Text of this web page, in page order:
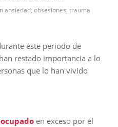
ansiedad, obsesiones, trauma
este periodo de
restado importancia a lo
que lo han vivido
en exceso por el